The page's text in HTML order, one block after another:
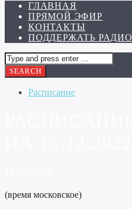
ГЛАВНАЯ
ПРЯМОЙ ЭФИР
КОНТАКТЫ
ПОДДЕРЖАТЬ РАДИО
Расписание
(время московское)